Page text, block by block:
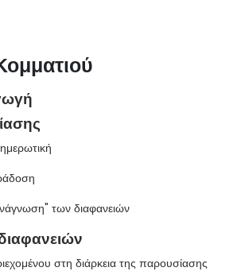
των διαφανειών
στη διάρκεια της παρουσίασης